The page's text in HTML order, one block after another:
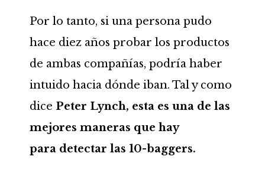
Por lo tanto, si una persona pudo
hace diez años probar los productos
de ambas compañías, podría haber
intuido hacia dónde iban. Tal y como
dice Peter Lynch, esta es una de las
mejores maneras que hay
para detectar las 10-baggers.